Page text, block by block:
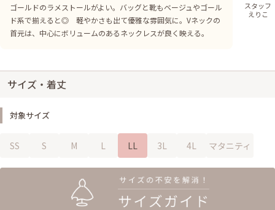
ゴールドのラメストールがよい。バッグと靴もベージュやゴール
ド系で揃えると◎ 軽やかさも出て優雅な雰囲気に。Vネックの
首元は、中心にボリュームのあるネックレスが良く映える。
スタッフ
えりこ
サイズ・着丈
対象サイズ
SS S M L LL 3L 4L マタニティ